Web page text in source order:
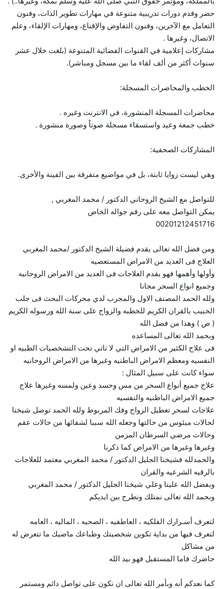
حضر وقدم دورات تدريبية متنوعة في مهارات تطوير الذات، وفنون
التعامل مع الآخرين، وفنون التفاوض والإقناع، ومهارات الإلقاء، وعلم
الاتصال، وغيرها .
مشاركات إعلامية في القنوات الفضائية المتنوعة (بلغت خلال عشر
سنوات أكثر من ألف لقاء ما بين مسجل ومباشر).
الخطب والمحاضرات المسجلة:
محاضرات المسجلة المنشورة، في الانترنت وغيره .
خطب جمعة وعيد واستسقاء مسجلة صوتاً وصورة منشورة .
المشاركات الصحفية:
وهي ليست زوايا ثابتة، بل في مواضيع متفرقة بين الفينة والأخرى.
للتواصل مع الشيخ الروحاني الدكتور / محمد المغربي ,
يمكن التواصل معه على رقم جواله الخاص
00201212451716
ومن فضل الله تعالى يقدم فضيلة الشيخ الدكتور /محمد المغربي
العلاج فى العديد من الامراض المستعصيه
وأولها وأهمها فهو يقدم العلاجات فى العديد من الامراض الروحانيه
وجميع انواع السحر مجانا
ولله الحمد المصنف الاول والمجرب لدي محركات البحث فى جلب
الحبيب بالقران الكريم للخطبه والزواج على سنة الله ورسوله الكريم
( ص ) وهذا من فضل الله
وبحمد الله تعالى المساعده
فى علاج الكثير من الامراض التي لا تاتي تحت التشخصيات الطبيه او
النفسيه ومعظم الامراض الباطنيه وغيرها من الامراض الروحانيه
سواء كانت على سبيل المثال :
علاج جميع أنواع السحر من مس وحسد وعين ولمسه وغيرها علاج
جميع الامراض الباطنيه والنفسيه
علاجات لسحر تعطيل الزواج وفك المربوط ولله الحمد توصل شيخنا
لحالات ميئوس من حالتها وجعله الله سببا لشفائها من حالات عقم
وحالات مرضي السرطان المزمن
وغيرها وغيرها من الامراض كما ذكرنا
والحمدلله فشيخنا الجليل الدكتور / محمد المغربي معتمد للعلاجات
بالرقيه الشرعيه والقران
وبفضل الله علينا وعلي شيخنا الجليل الدكتور / محمد المغربي
وبحمد الله تعالى نمتلك ونطرح بين ايديكم
لتعرف أسـرارك الفلكيه ، العاطفيه ، الصحيه ، الماليه ، العامه
لتعرف فيها من بداية تكوين شخصيتك وطباعك ماضيك ما تتعرض له
من مشاكل
حاضرك فاما المستقبل فهو بيد الله
كما نعدكم أنه وبأمر الله تعالى ان نكون على تواصل دائم ومستمر